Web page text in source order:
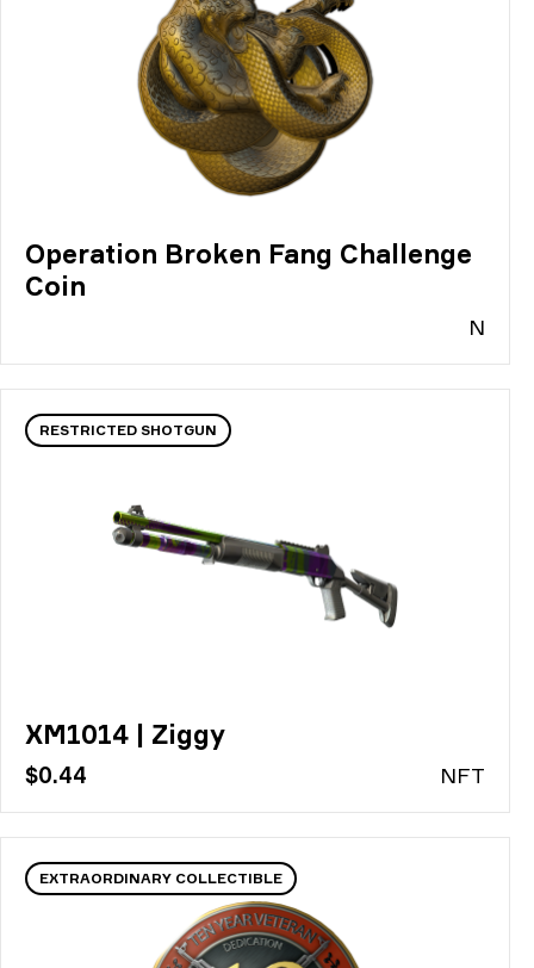
Operation Broken Fang Challenge
Coin
N
RESTRICTED SHOTGUN
XM1014 | Ziggy
$0.44 NFT
EXTRAORDINARY COLLECTIBLE